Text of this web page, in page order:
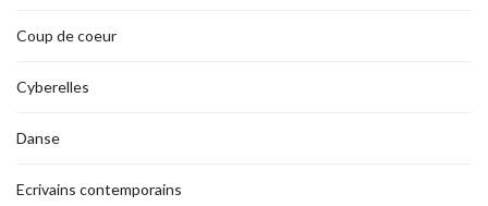
Coup de coeur
Cyberelles
Danse
Ecrivains contemporains